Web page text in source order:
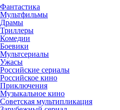
Фантастика
Мультфильмы
Драмы
Триллеры
Комедии
Боевики
Мультсериалы
Ужасы
Российские сериалы
Российское кино
Приключения
Музыкальное кино
Советская мультипликация